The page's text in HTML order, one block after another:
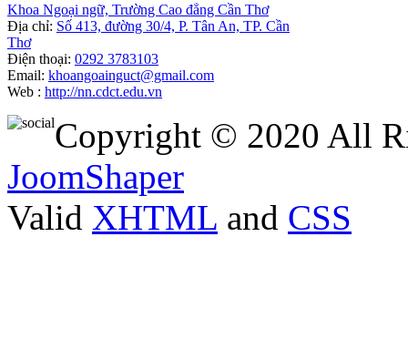
Khoa Ngoại ngữ, Trường Cao đẳng Cần Thơ
Địa chỉ: Số 413, đường 30/4, P. Tân An, TP. Cần
Thơ
Điện thoại: 0292 3783103
Email: khoangoainguct@gmail.com
Web : http://nn.cdct.edu.vn
Copyright © 2020 All
JoomShaper
Valid XHTML and CSS